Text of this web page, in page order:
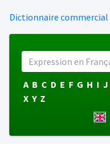
Dictionnaire commercial
A B C D E F G H I J
X Y Z